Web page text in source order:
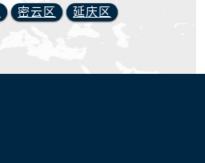
密云区 延庆区